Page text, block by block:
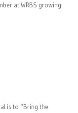
at WRBS growing
is to “Bring the